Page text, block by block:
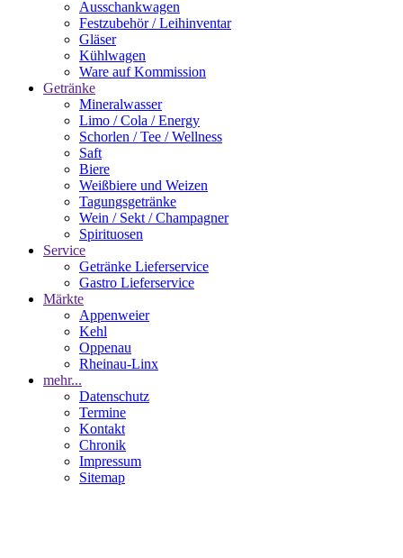
Ausschankwagen
Festzubehör / Leihinventar
Gläser
Kühlwagen
Ware auf Kommission
Getränke
Mineralwasser
Limo / Cola / Energy
Schorlen / Tee / Wellness
Saft
Biere
Weißbiere und Weizen
Tagungsgetränke
Wein / Sekt / Champagner
Spirituosen
Service
Getränke Lieferservice
Gastro Lieferservice
Märkte
Appenweier
Kehl
Oppenau
Rheinau-Linx
mehr...
Datenschutz
Termine
Kontakt
Chronik
Impressum
Sitemap